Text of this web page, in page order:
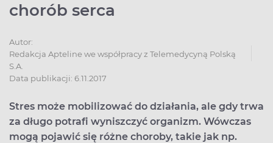
chorób serca
Autor:
Redakcja Apteline we współpracy z Telemedycyną Polską
S.A.
Data publikacji: 6.11.2017
Stres może mobilizować do działania, ale gdy trwa
za długo potrafi wyniszczyć organizm. Wówczas
mogą pojawić się różne choroby, takie jak np.